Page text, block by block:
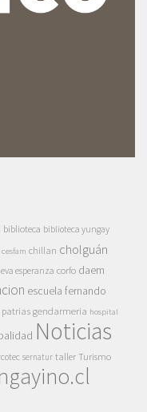
biblioteca biblioteca yungay
cesfam chillan cholguán
esperanza corfo daem
escuela fernando
patriasgendarmeria hospital
Noticias
sernatur taller Turismo